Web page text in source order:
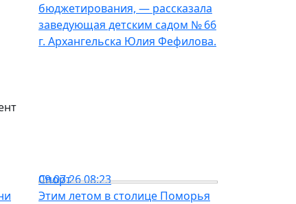
бюджетирования, — рассказала
заведующая детским садом № 66
г. Архангельска Юлия Фефилова.
Спорт
09.07.26 08:23
Этим летом в столице Поморья